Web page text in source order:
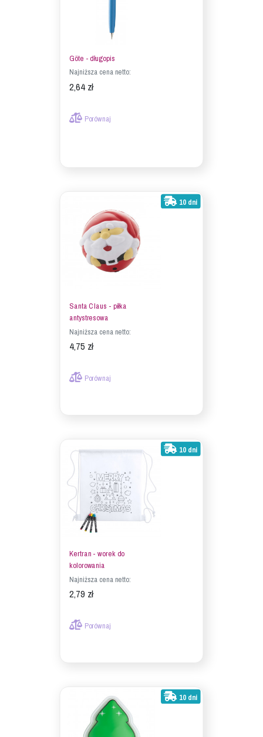
Göte - długopis
Najniższa cena netto:
2,64 zł
Porównaj
10 dni
Santa Claus - piłka
antystresowa
Najniższa cena netto:
4,75 zł
Porównaj
10 dni
Kertran - worek do
kolorowania
Najniższa cena netto:
2,79 zł
Porównaj
10 dni